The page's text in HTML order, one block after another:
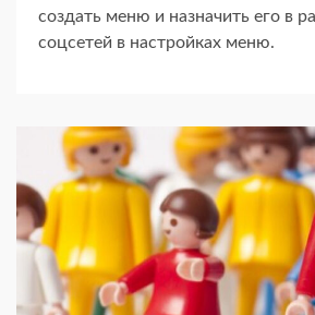
создать меню и назначить его в
соцсетей в настройках меню.